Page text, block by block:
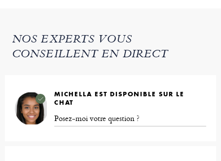
NOS EXPERTS VOUS
CONSEILLENT EN DIRECT
MICHELLA EST DISPONIBLE SUR LE
CHAT
Posez-moi votre question ?